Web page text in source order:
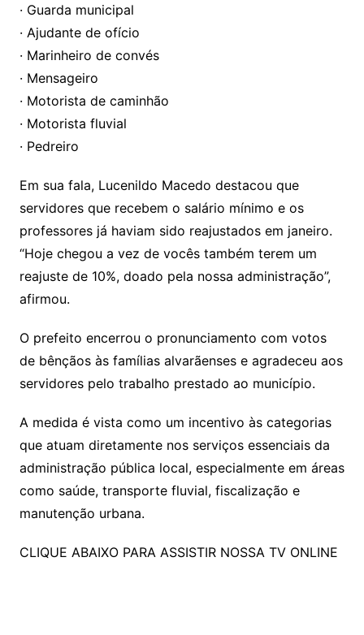
· Guarda municipal
· Ajudante de ofício
· Marinheiro de convés
· Mensageiro
· Motorista de caminhão
· Motorista fluvial
· Pedreiro
Em sua fala, Lucenildo Macedo destacou que
servidores que recebem o salário mínimo e os
professores já haviam sido reajustados em janeiro.
“Hoje chegou a vez de vocês também terem um
reajuste de 10%, doado pela nossa administração”,
afirmou.
O prefeito encerrou o pronunciamento com votos
de bênçãos às famílias alvarãenses e agradeceu aos
servidores pelo trabalho prestado ao município.
A medida é vista como um incentivo às categorias
que atuam diretamente nos serviços essenciais da
administração pública local, especialmente em áreas
como saúde, transporte fluvial, fiscalização e
manutenção urbana.
CLIQUE ABAIXO PARA ASSISTIR NOSSA TV ONLINE